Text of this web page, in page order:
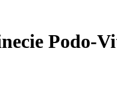
Podo-